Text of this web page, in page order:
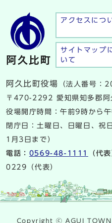
アクセスにつ
サイトマップ
いて
阿久比町役場
（法人番号
〒470-2292 愛知県知多郡阿
役場開庁時間：午前9時から
閉庁日：土曜日、日曜日、祝
1月3日まで）
電話： 0569-48-1111 （代表
0229（代表）
Copyright ⓒ AGUI